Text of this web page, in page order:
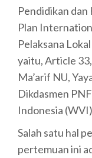
Pendidikan dan
Plan
Pelaksana
yaitu, Article
Ma’arif NU,
Dikdasmen
Indonesia
Salah satu hal
pertemuan ini